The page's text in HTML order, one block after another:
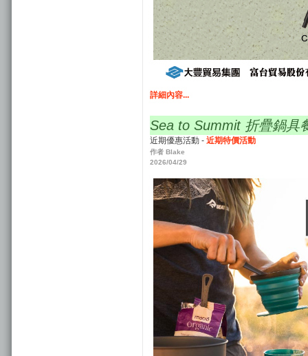
詳細內容...
Sea to Summit 折疊鍋具
近期優惠活動 - 近期特價活動
作者 Blake
2026/04/29